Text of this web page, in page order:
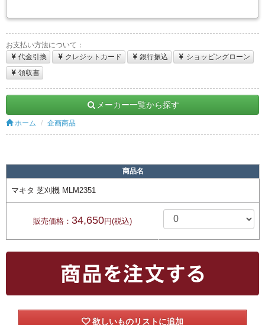
お支払い方法について：
代金引換
クレジットカード 銀行振込
ショッピングローン
領収書
メーカー一覧から探す
ホーム 企画商品
商品名
マキタ 芝刈機 MLM2351
販売価格： 34,650円(税込)